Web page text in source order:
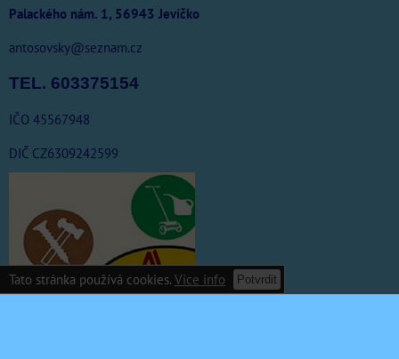
Palackého nám. 1, 56943 Jevíčko
antosovsky@seznam.cz
TEL. 603375154
IČO 45567948
DIČ CZ6309242599
Tato stránka používá cookies. Vice info Potvrdit